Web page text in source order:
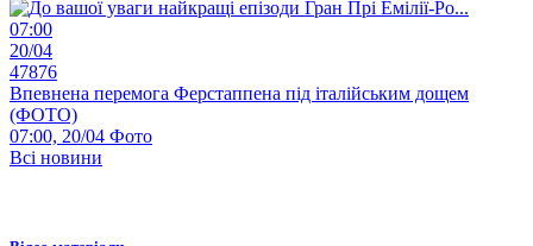
07:00
20/04
47876
Впевнена перемога Ферстаппена під італійським дощем
(ФОТО)
07:00, 20/04 Фото
Всі новини